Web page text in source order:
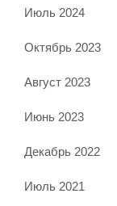
Июль 2024
Октябрь 2023
Август 2023
Июнь 2023
Декабрь 2022
Июль 2021